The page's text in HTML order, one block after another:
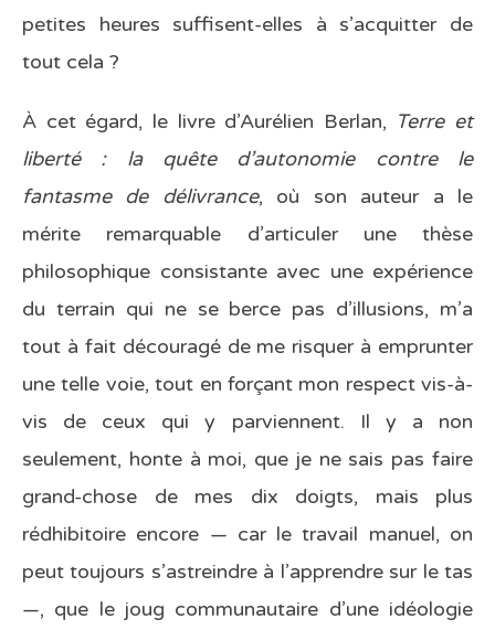
petites heures suffisent-elles à s’acquitter de
tout cela ?
À cet égard, le livre d’Aurélien Berlan, Terre et
liberté : la quête d’autonomie contre le
fantasme de délivrance, où son auteur a le
mérite remarquable d’articuler une thèse
philosophique consistante avec une expérience
du terrain qui ne se berce pas d’illusions, m’a
tout à fait découragé de me risquer à emprunter
une telle voie, tout en forçant mon respect vis-à-
vis de ceux qui y parviennent. Il y a non
seulement, honte à moi, que je ne sais pas faire
grand-chose de mes dix doigts, mais plus
rédhibitoire encore — car le travail manuel, on
peut toujours s’astreindre à l’apprendre sur le tas
—, que le joug communautaire d’une idéologie